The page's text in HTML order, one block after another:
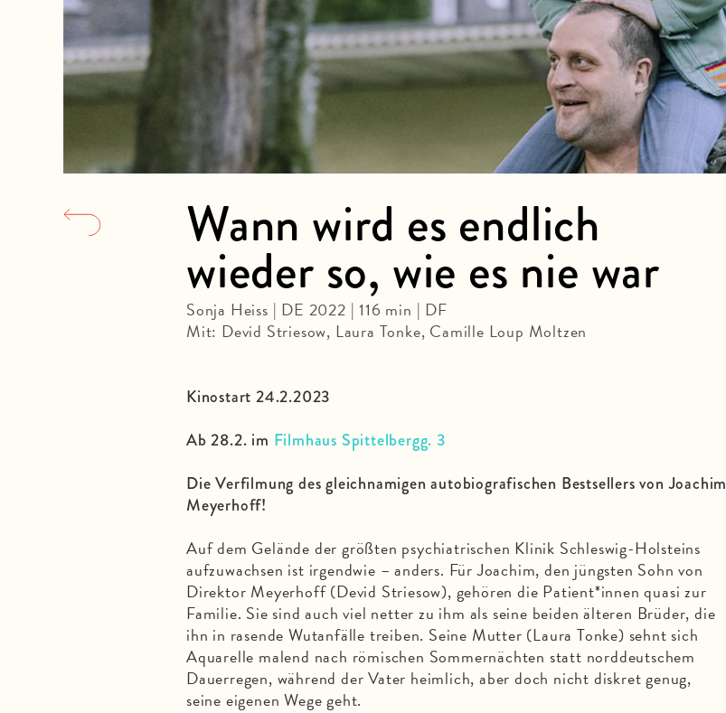
Wann wird es endlich
wieder so, wie es nie war
Sonja Heiss | DE 2022 | 116 min | DF
Mit: Devid Striesow, Laura Tonke, Camille Loup Moltzen
Kinostart 24.2.2023
Ab 28.2. im Filmhaus Spittelbergg. 3
Die Verfilmung des gleichnamigen autobiografischen Bestsellers von Joachim
Meyerhoff!
Auf dem Gelände der größten psychiatrischen Klinik Schleswig-Holsteins
aufzuwachsen ist irgendwie – anders. Für Joachim, den jüngsten Sohn von
Direktor Meyerhoff (Devid Striesow), gehören die Patient*innen quasi zur
Familie. Sie sind auch viel netter zu ihm als seine beiden älteren Brüder, die
ihn in rasende Wutanfälle treiben. Seine Mutter (Laura Tonke) sehnt sich
Aquarelle malend nach römischen Sommernächten statt norddeutschem
Dauerregen, während der Vater heimlich, aber doch nicht diskret genug,
seine eigenen Wege geht.